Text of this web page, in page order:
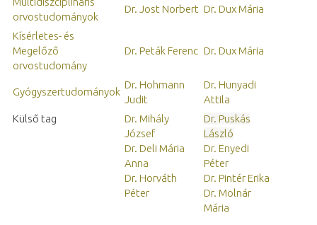
orvostudományok
Dr. Jost Norbert Dr. Dux Mária
Kísérletes- és
Megelőző
orvostudomány
Dr. Peták Ferenc Dr. Dux Mária
Gyógyszertudományok
Dr. Hohmann
Judit
Dr. Hunyadi
Attila
Külső tag
Dr. Mihály
József
Dr. Deli Mária
Anna
Dr. Horváth
Péter
Dr. Puskás
László
Dr. Enyedi
Péter
Dr. Pintér Erika
Dr. Molnár
Mária